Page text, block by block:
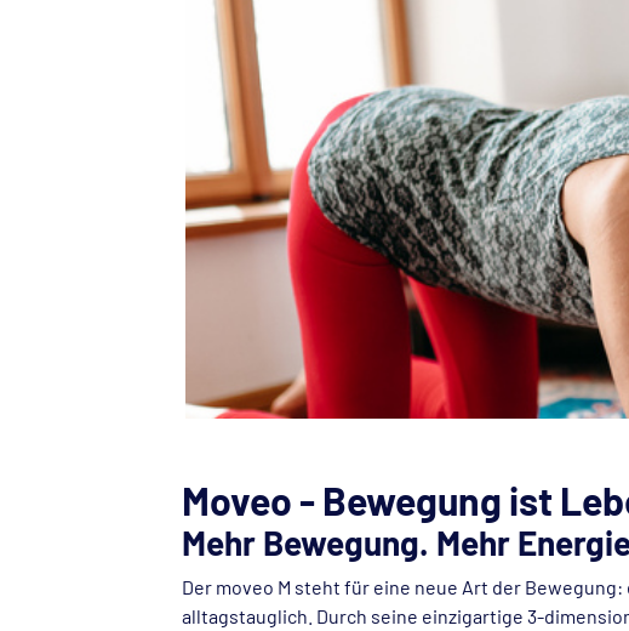
Moveo - Bewegung ist
Mehr Bewegung. Mehr
Der moveo M steht für eine neue Art der
alltagstauglich. Durch seine einzigartige 3-